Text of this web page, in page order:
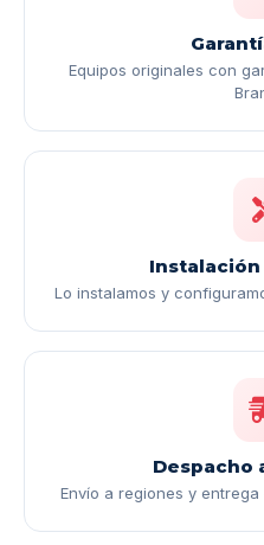
Equipos originales con
Lo instalamos y
Despacho
Envío a regiones y